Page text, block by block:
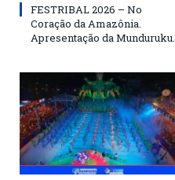
FESTRIBAL 2026 – No
Coração da Amazônia.
Apresentação da Munduruku.